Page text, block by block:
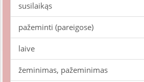
susilaikąs
pažeminti (pareigose)
laive
žeminimas, pažeminimas